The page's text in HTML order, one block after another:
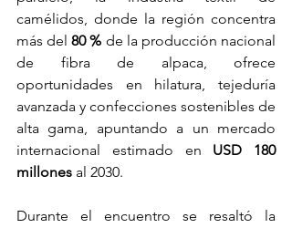
camélidos, donde la región concentra
más del 80 % de la producción nacional
de fibra de alpaca, ofrece
oportunidades en hilatura, tejeduría
avanzada y confecciones sostenibles de
alta gama, apuntando a un mercado
internacional estimado en USD 180
millones al 2030.
Durante el encuentro se resaltó la